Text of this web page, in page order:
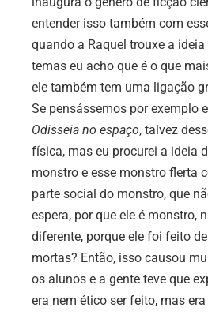
entender isso também com
quando a Raquel trouxe a
temas eu acho que é o que
ele também tem uma ligação
Se pensássemos por exemplo
Odisseia no espaço, talvez
física, mas eu procurei a ideia
monstro e esse monstro flerta
parte social do monstro, que
espera, por que ele é monstro,
diferente, porque ele foi feito
mortas? Então, isso causou
os alunos e a gente teve que
era nem ético ser feito, mas